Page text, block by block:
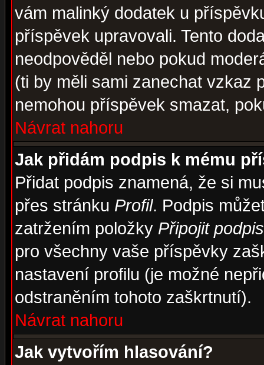
vám malinký dodatek u
příspěvek upravovali. Tento
neodpověděl nebo pokud
(ti by měli sami zanechat vzkaz
nemohou příspěvek smazat,
Návrat nahoru
Jak přidám podpis k mému
Přidat podpis znamená, že si
přes stránku Profil. Podpis
zatržením položky Připojit podpis
pro všechny vaše příspěvky
nastavení profilu (je možné
odstraněním tohoto zaškrtnutí).
Návrat nahoru
Jak vytvořím hlasování?